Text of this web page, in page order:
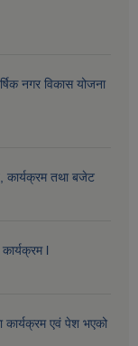
नगर विकास योजना
कार्यक्रम तथा बजेट
l
कार्यक्रम एवं पेश भएको